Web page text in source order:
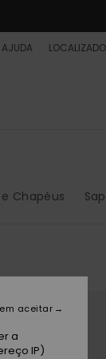
AJUDA
Chapéus
a
IP)
aceitar